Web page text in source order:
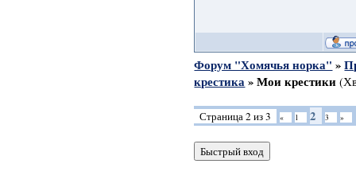
Форум "Хомячья норка" »
крестика » Мои крестики
Страница2из3 « 1 2 3 »